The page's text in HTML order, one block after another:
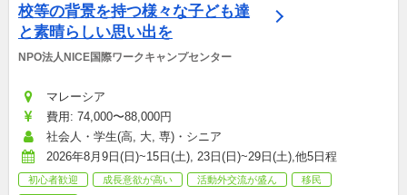
校等の背景を持つ様々な子ども達
と素晴らしい思い出を
NPO法人NICE国際ワークキャンプセンター
マレーシア
費用: 74,000〜88,000円
社会人・学生(高, 大, 専)・シニア
2026年8月9日(日)~15日(土), 23日(日)~29日(土),他5日程
初心者歓迎 成長意欲が高い 活動外交流が盛ん
移民